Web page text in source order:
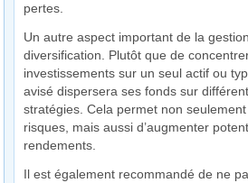
pertes.
Un autre aspect important de la
diversification. Plutôt que de
investissements sur un seul actif ou
avisé dispersera ses fonds sur
stratégies. Cela permet non
risques, mais aussi d’augmenter
rendements.
Il est également recommandé de ne